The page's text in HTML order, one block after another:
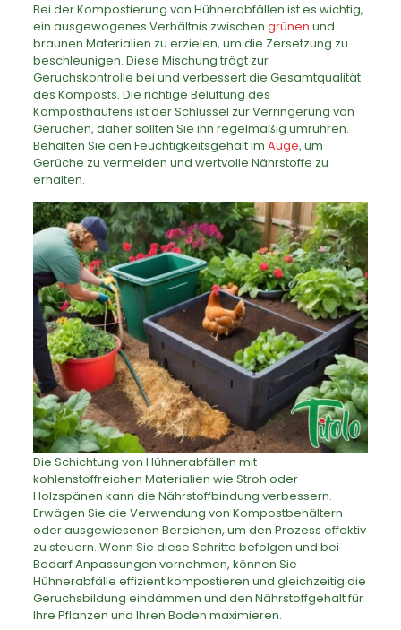
Bei der Kompostierung von Hühnerabfällen ist es wichtig,
ein ausgewogenes Verhältnis zwischen grünen und
braunen Materialien zu erzielen, um die Zersetzung zu
beschleunigen. Diese Mischung trägt zur
Geruchskontrolle bei und verbessert die Gesamtqualität
des Komposts. Die richtige Belüftung des
Komposthaufens ist der Schlüssel zur Verringerung von
Gerüchen, daher sollten Sie ihn regelmäßig umrühren.
Behalten Sie den Feuchtigkeitsgehalt im Auge, um
Gerüche zu vermeiden und wertvolle Nährstoffe zu
erhalten.
Die Schichtung von Hühnerabfällen mit
kohlenstoffreichen Materialien wie Stroh oder
Holzspänen kann die Nährstoffbindung verbessern.
Erwägen Sie die Verwendung von Kompostbehältern
oder ausgewiesenen Bereichen, um den Prozess effektiv
zu steuern. Wenn Sie diese Schritte befolgen und bei
Bedarf Anpassungen vornehmen, können Sie
Hühnerabfälle effizient kompostieren und gleichzeitig die
Geruchsbildung eindämmen und den Nährstoffgehalt für
Ihre Pflanzen und Ihren Boden maximieren.